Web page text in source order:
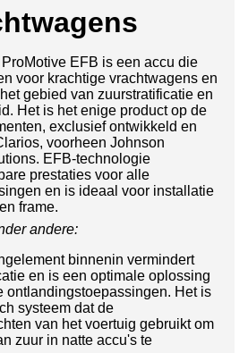
ProMotive EFB is een accu die
voor krachtige vrachtwagens en
gebied van zuurstratificatie en
Het is het enige product op de
exclusief ontwikkeld en
voorheen Johnson
EFB-technologie
prestaties voor alle
en is ideaal voor installatie
frame.
andere:
binnenin vermindert
en is een optimale oplossing
ontlandingstoepassingen. Het is
systeem dat de
van het voertuig gebruikt om
zuur in natte accu's te